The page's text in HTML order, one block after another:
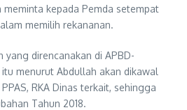
kepada Pemda setempat
memilih rekananan.
direncanakan di APBD-
menurut Abdullah akan dikawal
RKA Dinas terkait, sehingga
Tahun 2018.